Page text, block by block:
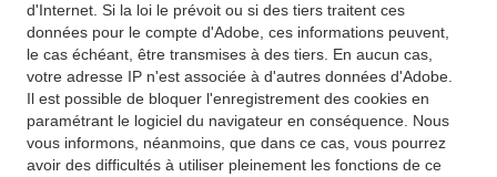
d'Internet. Si la loi le prévoit ou si des tiers traitent ces
données pour le compte d'Adobe, ces informations peuvent,
le cas échéant, être transmises à des tiers. En aucun cas,
votre adresse IP n'est associée à d'autres données d'Adobe.
Il est possible de bloquer l'enregistrement des cookies en
paramétrant le logiciel du navigateur en conséquence. Nous
vous informons, néanmoins, que dans ce cas, vous pourrez
avoir des difficultés à utiliser pleinement les fonctions de ce